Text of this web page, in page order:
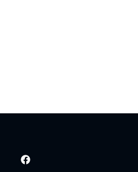
Facebook